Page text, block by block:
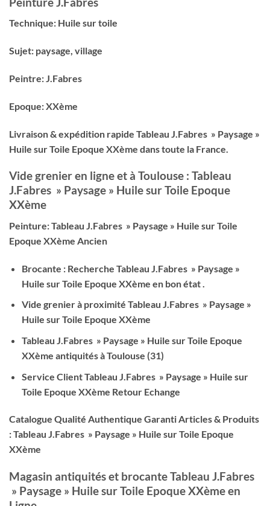
Technique: Huile sur toile
Sujet: paysage, village
Peintre: J.Fabres
Epoque: XXème
Livraison & expédition rapide Tableau J.Fabres » Paysage »
Huile sur Toile Epoque XXème dans toute la France.
Vide grenier en ligne et à Toulouse : Tableau
J.Fabres » Paysage » Huile sur Toile Epoque
XXème
Peinture: Tableau J.Fabres » Paysage » Huile sur Toile
Epoque XXème Ancien
Brocante : Recherche Tableau J.Fabres » Paysage »
Huile sur Toile Epoque XXème en bon état .
Vide grenier à proximité Tableau J.Fabres » Paysage »
Huile sur Toile Epoque XXème
Tableau J.Fabres » Paysage » Huile sur Toile Epoque
XXème antiquités à Toulouse (31)
Service Client Tableau J.Fabres » Paysage » Huile sur
Toile Epoque XXème Retour Echange
Catalogue Qualité Authentique Garanti Articles & Produits
: Tableau J.Fabres » Paysage » Huile sur Toile Epoque
XXème
Magasin antiquités et brocante Tableau J.Fabres
» Paysage » Huile sur Toile Epoque XXème en